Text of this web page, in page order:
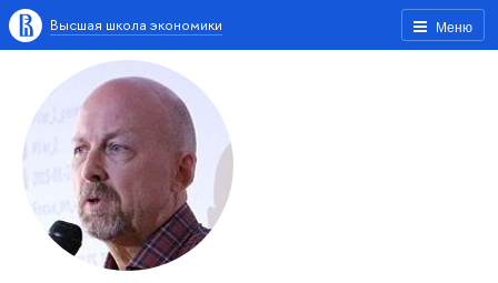
Меню
Высшая школа экономики